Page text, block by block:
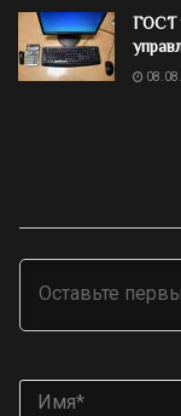
ГОСТ